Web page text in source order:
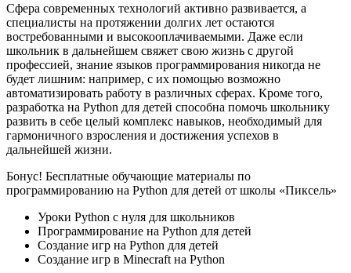
Сфера современных технологий активно развивается, а
специалисты на протяжении долгих лет остаются
востребованными и высокооплачиваемыми. Даже если
школьник в дальнейшем свяжет свою жизнь с другой
профессией, знание языков программирования никогда не
будет лишним: например, с их помощью возможно
автоматизировать работу в различных сферах. Кроме того,
разработка на Python для детей способна помочь школьнику
развить в себе целый комплекс навыков, необходимый для
гармоничного взросления и достижения успехов в
дальнейшей жизни.
Бонус! Бесплатные обучающие материалы по
программированию на Python для детей от школы «Пиксель»
Уроки Python с нуля для школьников
Программирование на Python для детей
Создание игр на Python для детей
Создание игр в Minecraft на Python